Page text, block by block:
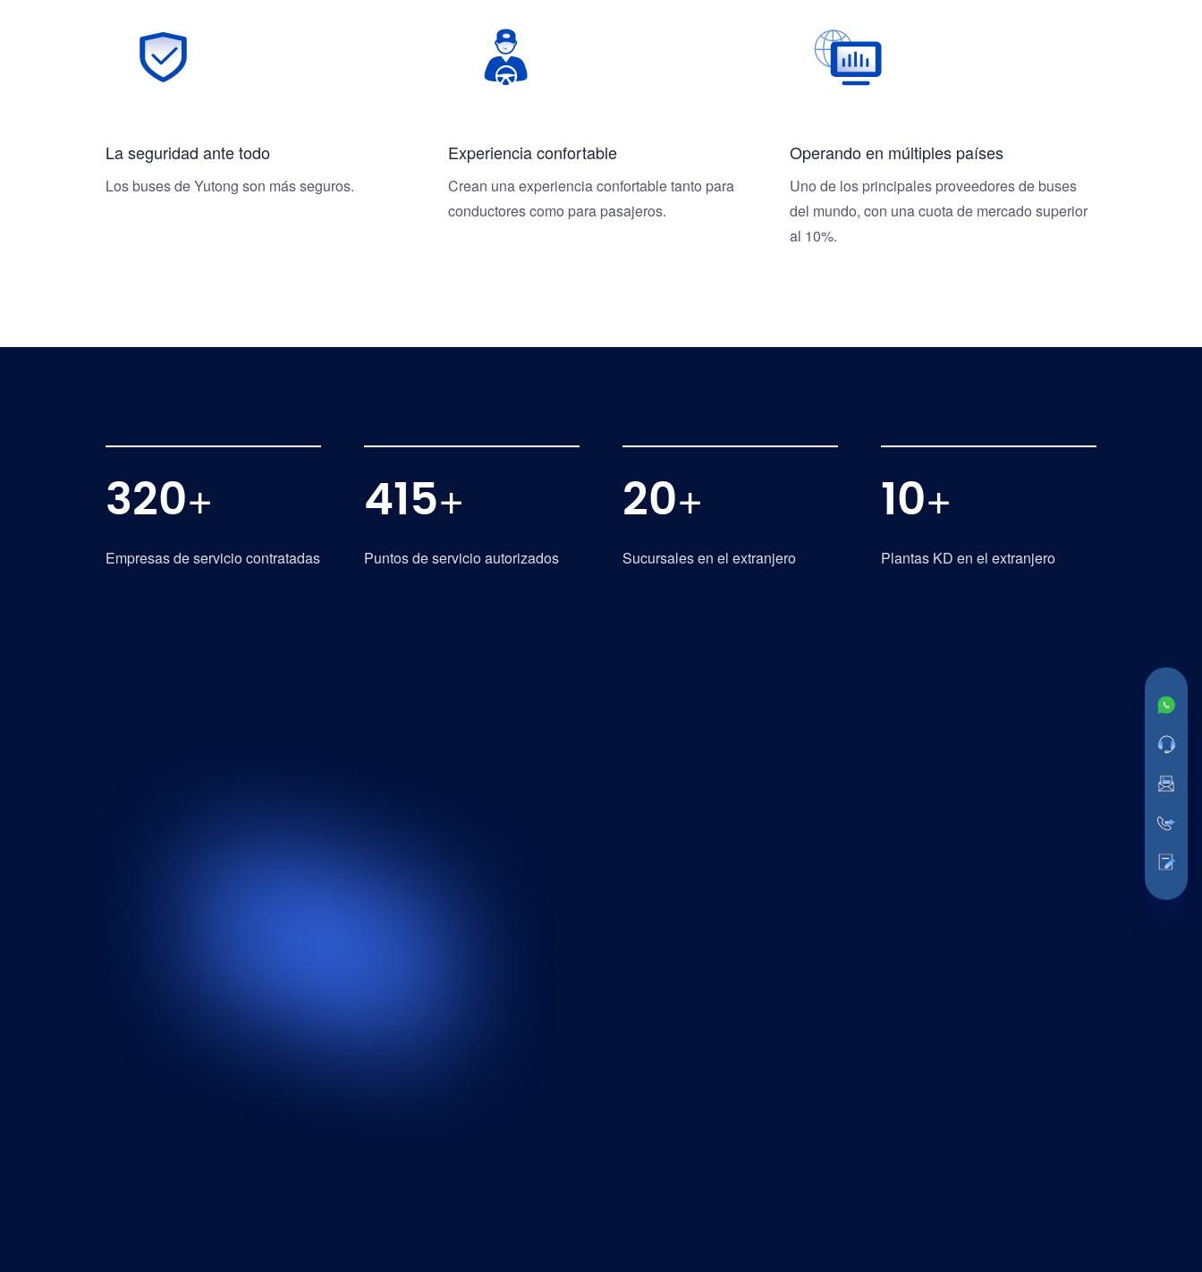
La seguridad ante todo
Los buses de Yutong son más seguros.
Experiencia confortable
Crean una experiencia confortable tanto para
conductores como para pasajeros.
Operando en múltiples países
Uno de los principales proveedores de buses
del mundo, con una cuota de mercado superior
al 10%.
320+
Empresas de servicio contratadas
415+
Puntos de servicio autorizados
20+
Sucursales en el extranjero
10+
Plantas KD en el extranjero